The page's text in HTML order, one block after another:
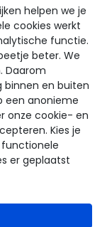
helpen we je
cookies werkt
functie.
beter. We
Daarom
binnen en buiten
een anonieme
onze cookie- en
Kies je
functionele
er geplaatst